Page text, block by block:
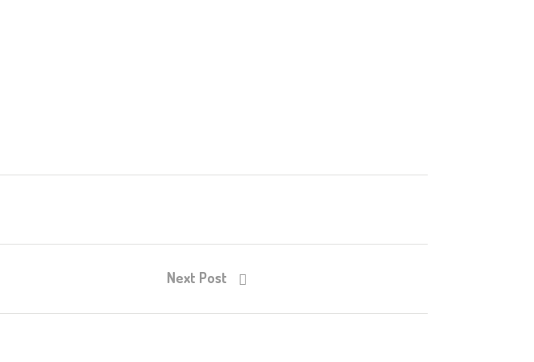
Next Post